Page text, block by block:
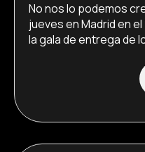
No nos lo podemos
jueves en Madrid en
la gala de entrega de
(https://
l) Cuando vimos la
que estaban
francamente dificil